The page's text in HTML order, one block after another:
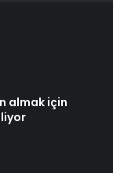
almak için